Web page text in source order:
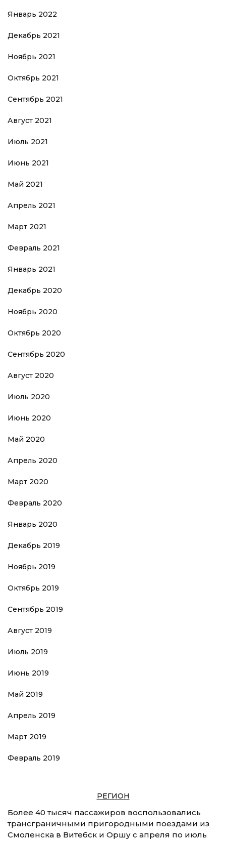
Январь 2022
Декабрь 2021
Ноябрь 2021
Октябрь 2021
Сентябрь 2021
Август 2021
Июль 2021
Июнь 2021
Май 2021
Апрель 2021
Март 2021
Февраль 2021
Январь 2021
Декабрь 2020
Ноябрь 2020
Октябрь 2020
Сентябрь 2020
Август 2020
Июль 2020
Июнь 2020
Май 2020
Апрель 2020
Март 2020
Февраль 2020
Январь 2020
Декабрь 2019
Ноябрь 2019
Октябрь 2019
Сентябрь 2019
Август 2019
Июль 2019
Июнь 2019
Май 2019
Апрель 2019
Март 2019
Февраль 2019
РЕГИОН
Более 40 тысяч пассажиров воспользовались
трансграничными пригородными поездами из
Смоленска в Витебск и Оршу с апреля по июль